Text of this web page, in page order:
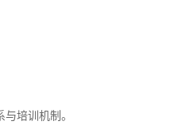
培训机制。